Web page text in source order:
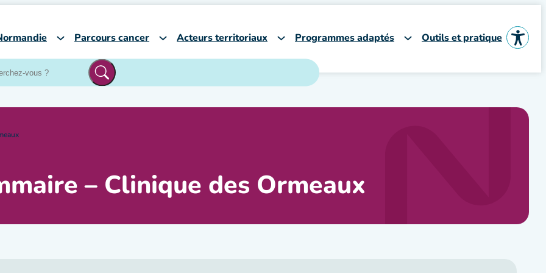
Parcours cancer Acteurs territoriaux Programmes adaptés Outils et pratique
– Clinique des Ormeaux